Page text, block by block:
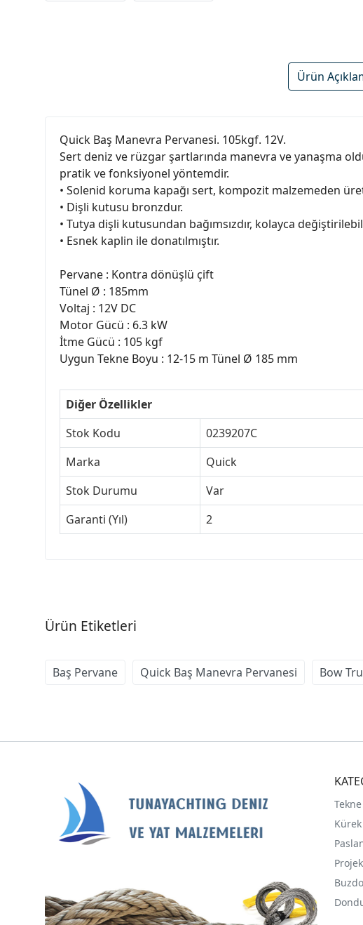
Ürün
Quick Baş Manevra Pervanesi. 105kgf. 12V.
Sert deniz ve rüzgar şartlarında manevra ve yanaşma
pratik ve fonksiyonel yöntemdir.
• Solenid koruma kapağı sert, kompozit malzemeden
• Dişli kutusu bronzdur.
• Tutya dişli kutusundan bağımsızdır, kolayca
• Esnek kaplin ile donatılmıştır.
Pervane : Kontra dönüşlü çift
Tünel Ø : 185mm
Voltaj : 12V DC
Motor Gücü : 6.3 kW
İtme Gücü : 105 kgf
Uygun Tekne Boyu : 12-15 m Tünel Ø 185 mm
Diğer Özellikler
Stok Kodu
0239207C
Marka
Quick
Stok Durumu
Var
Garanti (Yıl)
2
Ürün Etiketleri
Baş Pervane Quick Baş Manevra Pervanesi Bow